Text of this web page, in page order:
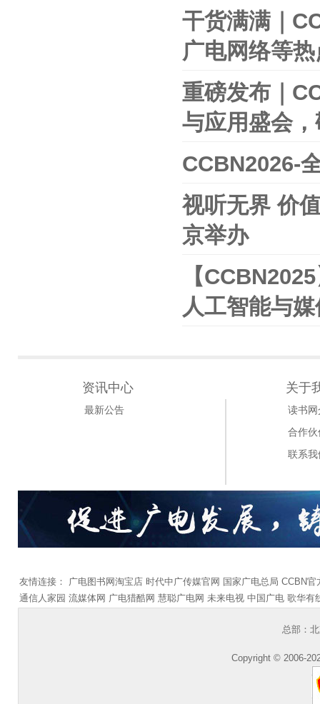
干货满满｜
广电网络等
重磅发布｜
与应用盛会
CCBN2026-
视听无界 价
京举办
【
人工智能与
资讯中心
最新公告
关于
读书网
合作伙
联系我
友情连接： 广电图书网淘宝店 时代中广传媒官网 国家广电总局 CCBN官
通信人家园 流媒体网 广电猎酷网 慧聪广电网 未来电视 中国广电 歌华有
总部：
Copyright © 2006-